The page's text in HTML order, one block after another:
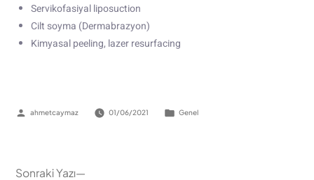
Servikofasiyal liposuction
Cilt soyma (Dermabrazyon)
Kimyasal peeling, lazer resurfacing
ahmetcaymaz 01/06/2021 Genel
Sonraki Yazı